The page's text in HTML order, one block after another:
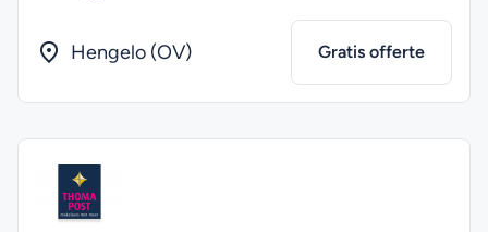
Hengelo (OV) Gratis offerte